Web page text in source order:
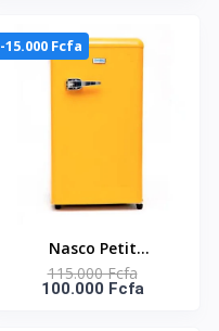
SMART TECHNOLOGY
Référence : STCB-145H
-15.000 Fcfa
Nasco Petit
Réfrigérateur -NASF1-
100RT- 76 Litres Net /
115.000 Fcfa
100.000 Fcfa